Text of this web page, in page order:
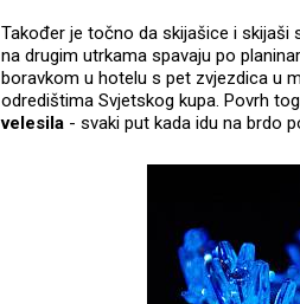
Također je točno da skijašice i skijaši
na drugim utrkama spavaju po
boravkom u hotelu s pet zvjezdica u
odredištima Svjetskog kupa. Povrh
velesila - svaki put kada idu na brdo